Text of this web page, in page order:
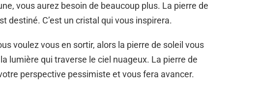
vous aurez besoin de beaucoup plus. La pierre de
destiné. C’est un cristal qui vous inspirera.
voulez vous en sortir, alors la pierre de soleil vous
lumière qui traverse le ciel nuageux. La pierre de
perspective pessimiste et vous fera avancer.